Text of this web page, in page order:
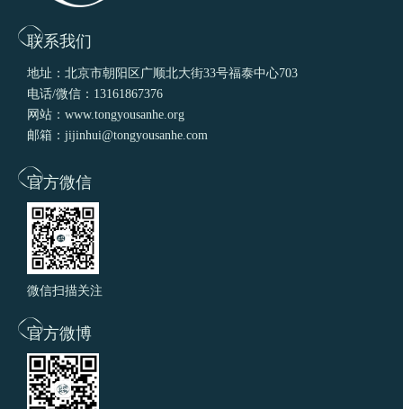
联系我们
地址：北京市朝阳区广顺北大街33号福泰中心703
电话/微信：13161867376
网站：www.tongyousanhe.org
邮箱：jijinhui@tongyousanhe.com
官方微信
微信扫描关注
官方微博